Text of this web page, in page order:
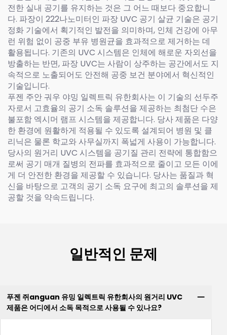
전한 실내 공기를 유지하는 것은 그 어느 때보다 중요합니
다. 파장이 222나노미터인 파장 UVC 공기 살균 기술은 공기
정화 기술에서 획기적인 발전을 의미하며, 인체 건강에 아무
런 위험 없이 공중 부유 병원균을 효과적으로 제거하는 데
활용됩니다. 기존의 UVC 시스템은 인체에 해로운 자외선을
방출하는 반면, 파장 UVC는 사람이 상주하는 공간에서도 지
속적으로 노출되어도 안전해 공중 보건 분야에서 혁신적인
기술입니다.
푸젠 주안 궈우 야밍 일렉트릭 유한회사는 이 기술의 선두주
자로서 고효율의 공기 소독 솔루션을 제공하는 최첨단 수은
불포함 엑시머 램프 시스템을 제공합니다. 당사 제품은 다양
한 환경에 원활하게 적용될 수 있도록 설계되어 병원 및 클
리닉은 물론 학교와 사무실까지 폭넓게 사용이 가능합니다.
당사의 원거리 UVC 시스템을 공기질 관리 전략에 통합함으
로써 공기 매개 질병의 전파를 효과적으로 줄이고 모든 이에
게 더 안전한 환경을 제공할 수 있습니다. 당사는 품질과 혁
신을 바탕으로 고객의 공기 소독 요구에 최고의 솔루션을 제
공할 것을 약속드립니다.
일반적인 문제
푸젠 쥐anguan 유밍 일렉트릭 유한회사의 원거리 UVC
제품은 어디에서 소독 목적으로 사용될 수 있나요?